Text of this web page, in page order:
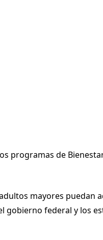
programas de
mayores puedan
gobierno federal y los